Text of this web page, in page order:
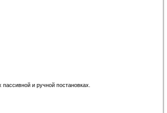
и ручной постановках.